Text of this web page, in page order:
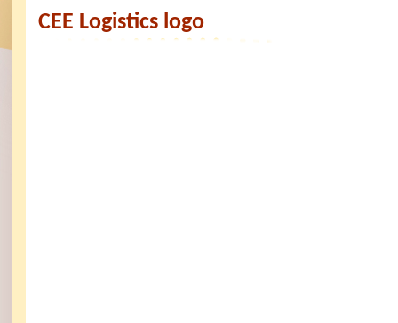
CEE Logistics logo